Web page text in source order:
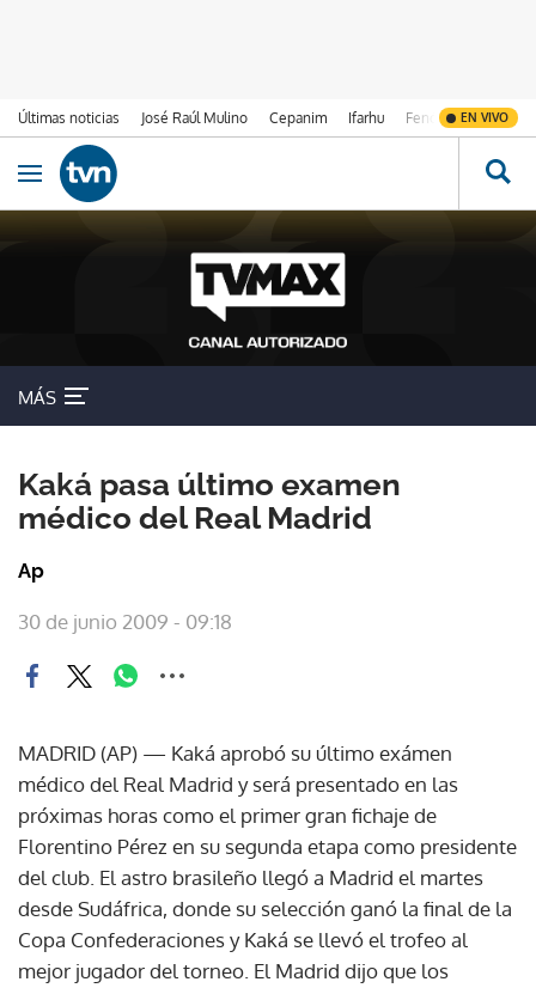
Últimas noticias José Raúl Mulino Cepanim Ifarhu Fenómeno de El
EN VIVO
Ir al contenido
Obrir navegació
MÁS
Kaká pasa último examen
médico del Real Madrid
Ap
30 de junio 2009 - 09:18
MADRID (AP) — Kaká aprobó su último exámen
médico del Real Madrid y será presentado en las
próximas horas como el primer gran fichaje de
Florentino Pérez en su segunda etapa como presidente
del club. El astro brasileño llegó a Madrid el martes
desde Sudáfrica, donde su selección ganó la final de la
Copa Confederaciones y Kaká se llevó el trofeo al
mejor jugador del torneo. El Madrid dijo que los